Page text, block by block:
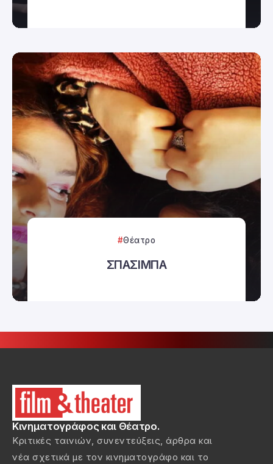
Θέατρο
ΣΠΑΣΙΜΠΑ
Κινηματογράφος και Θέατρο.
Κριτικές ταινιών, συνεντεύξεις, άρθρα και
νέα σχετικά με τον κινηματογράφο και το